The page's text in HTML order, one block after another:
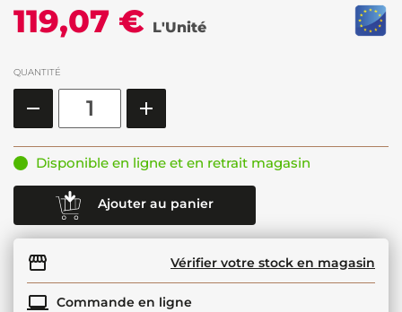
119,07 € L'Unité
QUANTITÉ
Disponible en ligne et en retrait magasin
Ajouter au panier
Vérifier votre stock en magasin
Commande en ligne